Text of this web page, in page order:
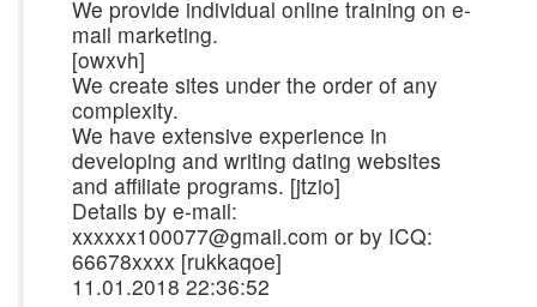
We provide individual online training on e-
mail marketing.
[owxvh]
We create sites under the order of any
complexity.
We have extensive experience in
developing and writing dating websites
and affiliate programs. [jtzio]
Details by e-mail:
xxxxxx100077@gmail.com or by ICQ:
66678xxxx [rukkaqoe]
11.01.2018 22:36:52